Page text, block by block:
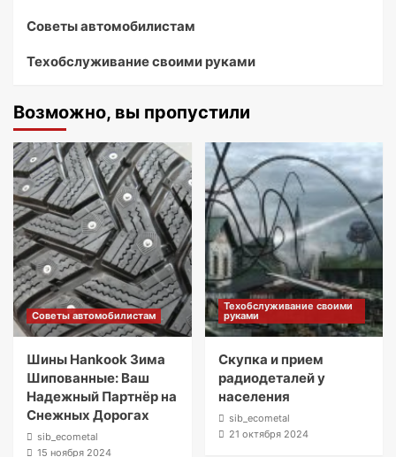
Советы автомобилистам
Техобслуживание своими руками
Возможно, вы пропустили
Советы автомобилистам
Шины Hankook Зима
Шипованные: Ваш
Надежный Партнёр на
Снежных Дорогах
sib_ecometal
15 ноября 2024
Техобслуживание своими
руками
Скупка и прием
радиодеталей у
населения
sib_ecometal
21 октября 2024